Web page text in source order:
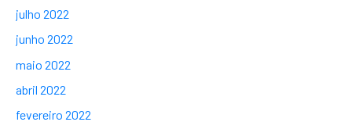
julho 2022
junho 2022
maio 2022
abril 2022
fevereiro 2022